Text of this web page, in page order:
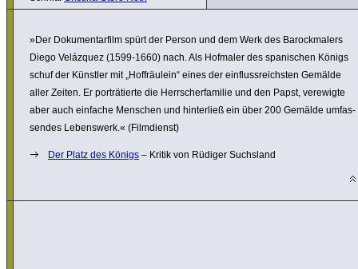
»Der Doku­men­tar­film spürt der Person und dem Werk des Barock­ma­lers
Diego Velázquez (1599-1660) nach. Als Hofmaler des spani­schen Königs
schuf der Künstler mit „Hoffräu­lein“ eines der einfluss­reichsten Gemälde
aller Zeiten. Er porträ­tierte die Herr­scher­fa­milie und den Papst, verewigte
aber auch einfache Menschen und hinter­ließ ein über 200 Gemälde umfas­
sendes Lebens­werk.« (Film­dienst)
Der Platz des Königs – Kritik von Rüdiger Suchsland